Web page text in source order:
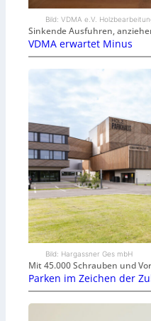
Bild: VDMA e.V.
Sinkende Ausfuhren,
VDMA erwartet Minus
Bild: Hargassner Ges mbH
Mit 45.000 Schrauben und
Parken im Zeichen der